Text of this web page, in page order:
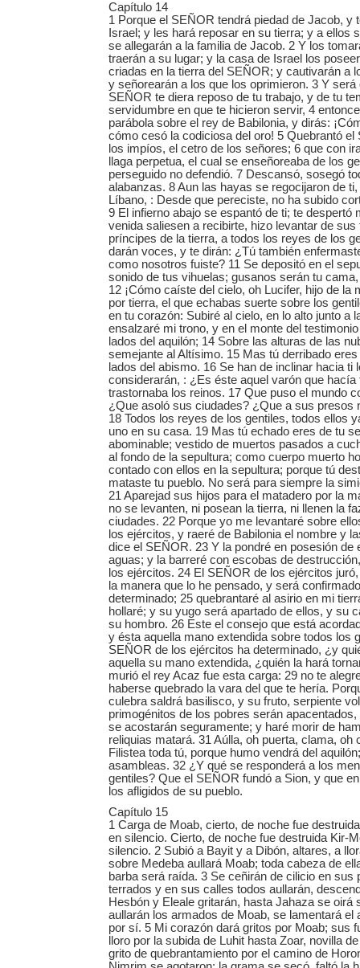
Capítulo 14
1 Porque el SEÑOR tendrá piedad de Jacob, y
Israel; y les hará reposar en su tierra; y a ellos
se allegarán a la familia de Jacob. 2 Y los
traerán a su lugar; y la casa de Israel los
criadas en la tierra del SEÑOR; y cautivarán a
y señorearán a los que los oprimieron. 3 Y será
SEÑOR te diera reposo de tu trabajo, y de tu
servidumbre en que te hicieron servir, 4
parábola sobre el rey de Babilonia, y dirás:
cómo cesó la codiciosa del oro! 5 Quebrantó el
los impíos, el cetro de los señores; 6 que con
llaga perpetua, el cual se enseñoreaba de los
perseguido no defendió. 7 Descansó, sosegó
alabanzas. 8 Aun las hayas se regocijaron de
Líbano, : Desde que pereciste, no ha subido
9 El infierno abajo se espantó de ti; te despertó
venida saliesen a recibirte, hizo levantar de
príncipes de la tierra, a todos los reyes de los
darán voces, y te dirán: ¿Tú también
como nosotros fuiste? 11 Se depositó en el
sonido de tus vihuelas; gusanos serán tu
12 ¡Cómo caíste del cielo, oh Lucifer, hijo de la
por tierra, el que echabas suerte sobre los
en tu corazón: Subiré al cielo, en lo alto junto a
ensalzaré mi trono, y en el monte del
lados del aquilón; 14 Sobre las alturas de las
semejante al Altísimo. 15 Mas tú derribado
lados del abismo. 16 Se han de inclinar hacia ti
considerarán, : ¿Es éste aquel varón que hacía
trastornaba los reinos. 17 Que puso el mundo
¿Que asoló sus ciudades? ¿Que a sus presos
18 Todos los reyes de los gentiles, todos ellos
uno en su casa. 19 Mas tú echado eres de tu
abominable; vestido de muertos pasados a
al fondo de la sepultura; como cuerpo muerto
contado con ellos en la sepultura; porque tú
mataste tu pueblo. No será para siempre la
21 Aparejad sus hijos para el matadero por la
no se levanten, ni posean la tierra, ni llenen la
ciudades. 22 Porque yo me levantaré sobre
los ejércitos, y raeré de Babilonia el nombre y
dice el SEÑOR. 23 Y la pondré en posesión de
aguas; y la barreré con escobas de
los ejércitos. 24 El SEÑOR de los ejércitos
la manera que lo he pensado, y será
determinado; 25 quebrantaré al asirio en mi
hollaré; y su yugo será apartado de ellos, y su
su hombro. 26 Este el consejo que está
y ésta aquella mano extendida sobre todos los
SEÑOR de los ejércitos ha determinado, ¿y
aquella su mano extendida, ¿quién la hará
murió el rey Acaz fue esta carga: 29 no te
haberse quebrado la vara del que te hería.
culebra saldrá basilisco, y su fruto, serpiente
primogénitos de los pobres serán
se acostarán seguramente; y haré morir de
reliquias matará. 31 Aúlla, oh puerta, clama, oh
Filistea toda tú, porque humo vendrá del
asambleas. 32 ¿Y qué se responderá a los
gentiles? Que el SEÑOR fundó a Sion, y que
los afligidos de su pueblo.
Capítulo 15
1 Carga de Moab, cierto, de noche fue
en silencio. Cierto, de noche fue destruida Kir-
silencio. 2 Subió a Bayit y a Dibón, altares, a
sobre Medeba aullará Moab; toda cabeza de
barba será raída. 3 Se ceñirán de cilicio en sus
terrados y en sus calles todos aullarán,
Hesbón y Eleale gritarán, hasta Jahaza se oirá
aullarán los armados de Moab, se lamentará el
por sí. 5 Mi corazón dará gritos por Moab; sus
lloro por la subida de Luhit hasta Zoar, novilla
grito de quebrantamiento por el camino de